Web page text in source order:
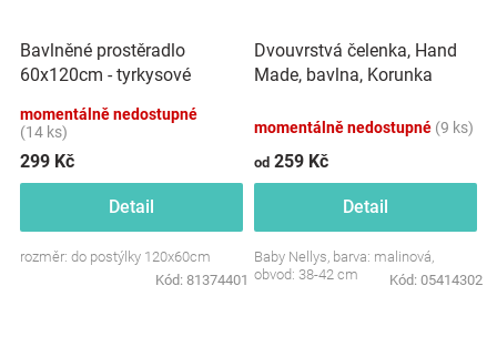
Bavlněné prostěradlo
60x120cm - tyrkysové
momentálně nedostupné
(14 ks)
299 Kč
Detail
rozměr: do postýlky 120x60cm
Kód: 81374401
Dvouvrstvá čelenka, Hand
Made, bavlna, Korunka
momentálně nedostupné (9 ks)
od 259 Kč
Detail
Baby Nellys, barva: malinová,
obvod: 38-42 cm
Kód: 05414302